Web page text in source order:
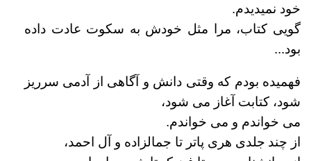
خود نمیدیدم.
گویی کتاب، مرا مثل خودش به سکوت عادت داده
بود...
فهمیده بودم که وقتی دانش و آگاهی از آدمی سرریز
شود، کتابت آغاز می شود،
می خواندم و می خواندم.
از چند جلدی هری پاتر تا جمالزاده و آل احمد،